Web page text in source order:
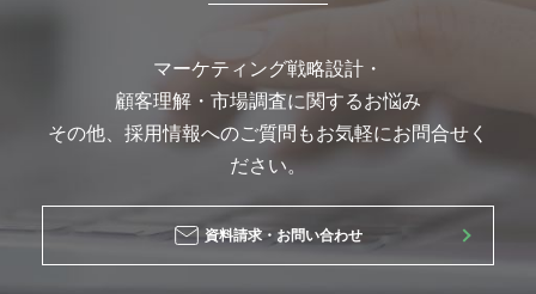
マーケティング戦略設計・
顧客理解・市場調査に関するお悩み
その他、採用情報へのご質問もお気軽にお問合せく
ださい。
資料請求・お問い合わせ